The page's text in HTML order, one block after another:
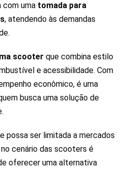
com uma tomada para
, atendendo às demandas
scooter que combina estilo
e acessibilidade. Com
econômico, é uma
busca uma solução de
possa ser limitada a mercados
cenário das scooters é
oferecer uma alternativa